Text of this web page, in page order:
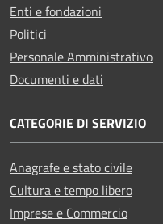
Enti e fondazioni
Politici
Personale Amministrativo
Documenti e dati
CATEGORIE DI SERVIZIO
Anagrafe e stato civile
Cultura e tempo libero
Imprese e Commercio